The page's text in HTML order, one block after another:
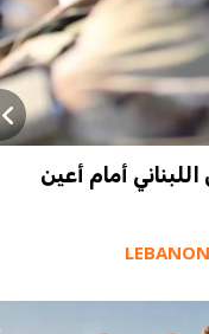
أمام أعين
LEBANON